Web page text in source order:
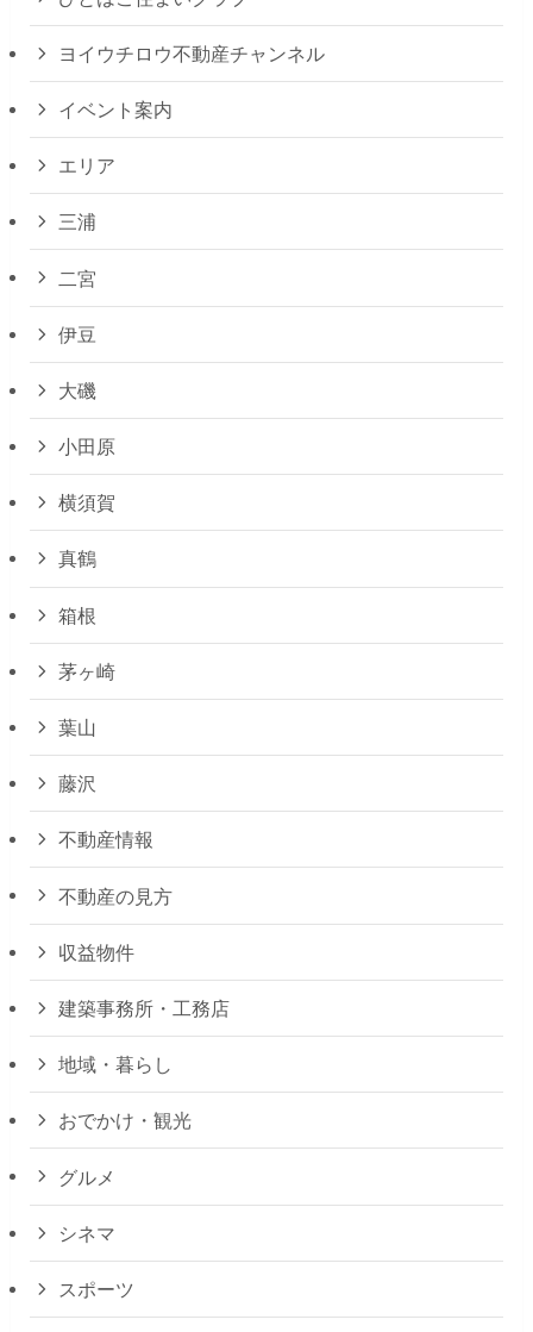
ヨイウチロウ不動産チャンネル
イベント案内
エリア
三浦
二宮
伊豆
大磯
小田原
横須賀
真鶴
箱根
茅ヶ崎
葉山
藤沢
不動産情報
不動産の見方
収益物件
建築事務所・工務店
地域・暮らし
おでかけ・観光
グルメ
シネマ
スポーツ